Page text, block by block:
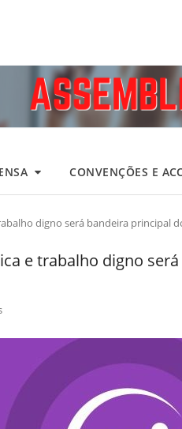
CONVENÇÕES E
digno será bandeira principal
e trabalho digno